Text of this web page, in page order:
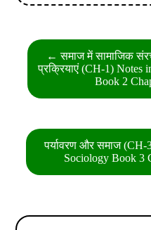
Post
navigation
← समाज में सामाजिक
प्रक्रियाएं (CH-1) Notes
Book 2
पर्यावरण और समाज (CH-
Sociology Book 3